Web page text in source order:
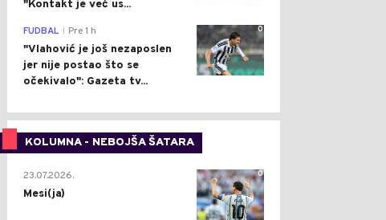
"Kontakt je već us...
0
FUDBAL Pre 1 h
"Vlahović je još nezaposlen
jer nije postao što se
očekivalo": Gazeta tv...
KOLUMNA - NEBOJŠA ŠATARA
0
23.07.2026.
Mesi(ja)